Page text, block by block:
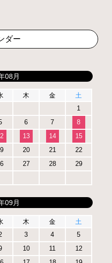
ダー
08月
木 金
土
1
6 7
8
13 14
15
20 21
22
27 28
29
09月
木 金
土
3 4
5
10 11
12